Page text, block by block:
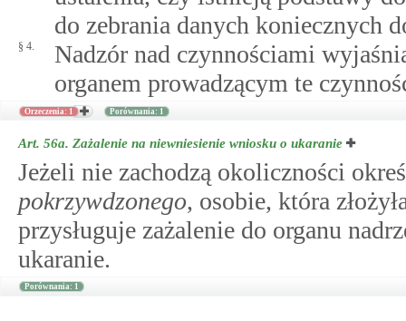
do zebrania danych koniecznych
§ 4.
Nadzór nad czynnościami
organem prowadzącym te
Orzeczenia: 1 Porównania: 1
Art. 56a. Zażalenie na niewniesienie wniosku o ukaranie
Jeżeli nie zachodzą okoliczności
pokrzywdzonego, osobie, która
przysługuje zażalenie do organu
ukaranie.
Porównania: 1